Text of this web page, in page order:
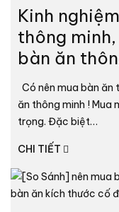
Kinh
thông
bàn ăn
Có nên mua bàn ăn
ăn thông minh ! Mua
trọng. Đặc biệt…
CHI TIẾT